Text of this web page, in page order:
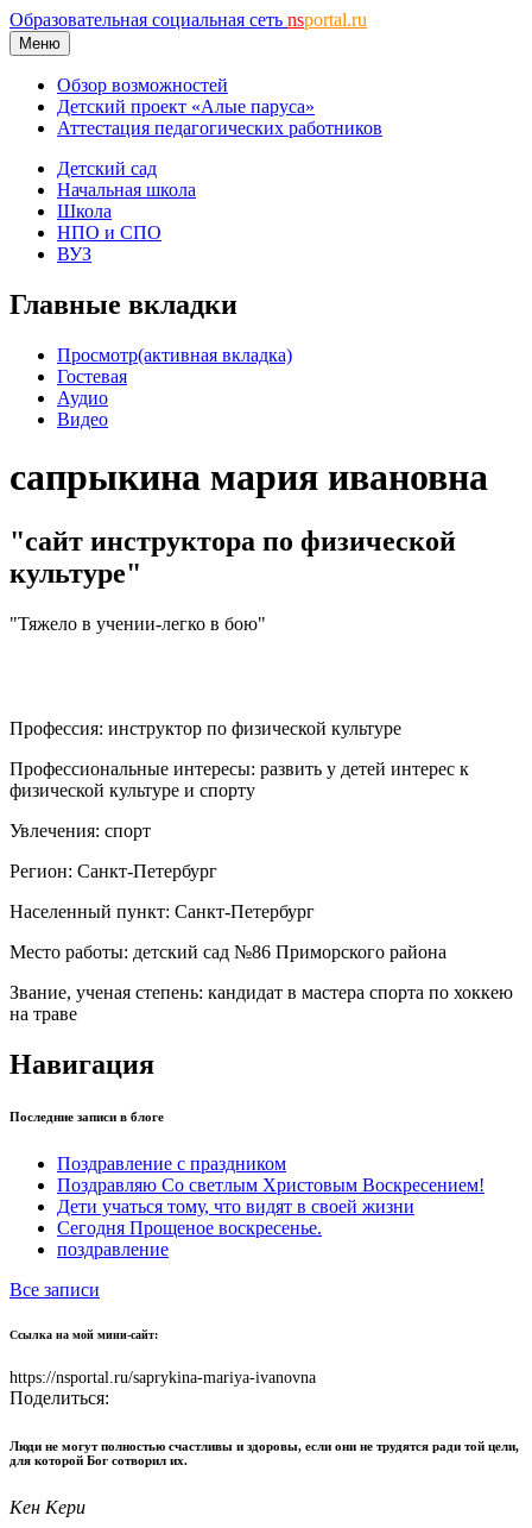
Образовательная социальная сеть nsportal.ru
Меню
Обзор возможностей
Детский проект «Алые паруса»
Аттестация педагогических работников
Детский сад
Начальная школа
Школа
НПО и СПО
ВУЗ
Главные вкладки
Просмотр(активная вкладка)
Гостевая
Аудио
Видео
сапрыкина мария ивановна
"сайт инструктора по физической
культуре"
"Тяжело в учении-легко в бою"
Профессия: инструктор по физической культуре
Профессиональные интересы: развить у детей интерес к
физической культуре и спорту
Увлечения: спорт
Регион: Санкт-Петербург
Населенный пункт: Санкт-Петербург
Место работы: детский сад №86 Приморского района
Звание, ученая степень: кандидат в мастера спорта по хоккею
на траве
Навигация
Последние записи в блоге
Поздравление с праздником
Поздравляю Со светлым Христовым Воскресением!
Дети учаться тому, что видят в своей жизни
Сегодня Прощеное воскресенье.
поздравление
Все записи
Ссылка на мой мини-сайт:
https://nsportal.ru/saprykina-mariya-ivanovna
Поделиться:
Люди не могут полностью счастливы и здоровы, если они не трудятся ради той цели,
для которой Бог сотворил их.
Кен Кери